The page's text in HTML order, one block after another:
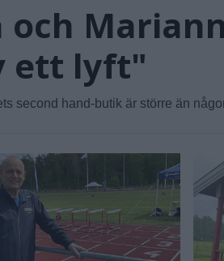
och
ett lyft"
second hand-butik är större än